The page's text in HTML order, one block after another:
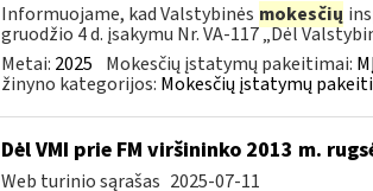
Informuojame, kad Valstybinės mokesčių
gruodžio 4 d. įsakymu Nr. VA-117 „Dėl
Metai: 2025 Mokesčių įstatymų pakeitimai:
žinyno kategorijos: Mokesčių įstatymų
Dėl VMI prie FM viršininko 2013 m.
Web turinio sąrašas 2025-07-11